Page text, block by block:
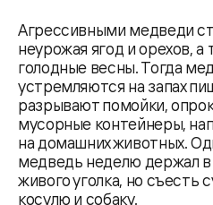
Агрессивными медведи
неурожая ягод и орехов,
голодные весны. Тогда
устремляются на запах
разрывают помойки,
мусорные контейнеры,
на домашних животных.
медведь неделю держал в
живого уголка, но съесть
косулю и собаку.